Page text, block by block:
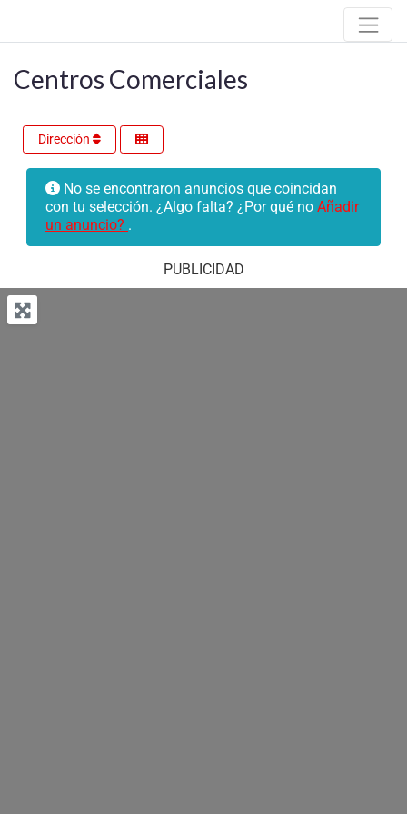
Centros Comerciales
Dirección
No se encontraron anuncios que coincidan
con tu selección. ¿Algo falta? ¿Por qué no Añadir
un anuncio? .
PUBLICIDAD